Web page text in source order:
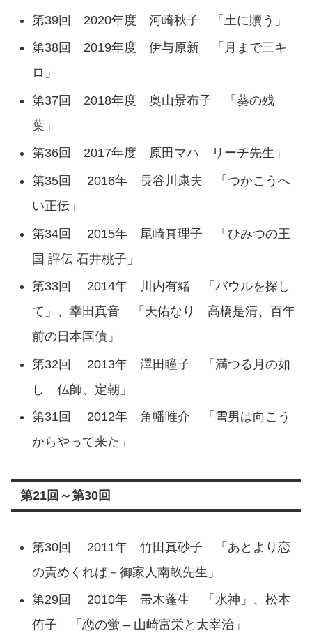
第39回 2020年度 河崎秋子 「土に贖う」
第38回 2019年度 伊与原新 「月まで三キ
ロ」
第37回 2018年度 奥山景布子 「葵の残
葉」
第36回 2017年度 原田マハ リーチ先生」
第35回 2016年 長谷川康夫 「つかこうへ
い正伝」
第34回 2015年 尾崎真理子 「ひみつの王
国 評伝 石井桃子」
第33回 2014年 川内有緒 「バウルを探し
て」、幸田真音 「天佑なり 高橋是清、百年
前の日本国債」
第32回 2013年 澤田瞳子 「満つる月の如
し 仏師、定朝」
第31回 2012年 角幡唯介 「雪男は向こう
からやって来た」
第21回～第30回
第30回 2011年 竹田真砂子 「あとより恋
の責めくれば－御家人南畝先生」
第29回 2010年 帚木蓬生 「水神」、松本
侑子 「恋の蛍 – 山崎富栄と太宰治」